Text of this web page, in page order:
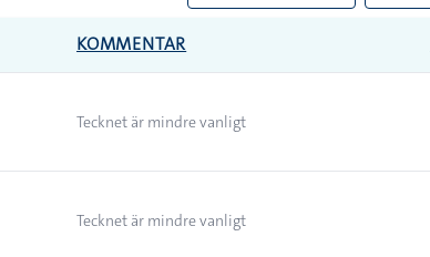
KOMMENTAR
Tecknet är mindre vanligt
Tecknet är mindre vanligt